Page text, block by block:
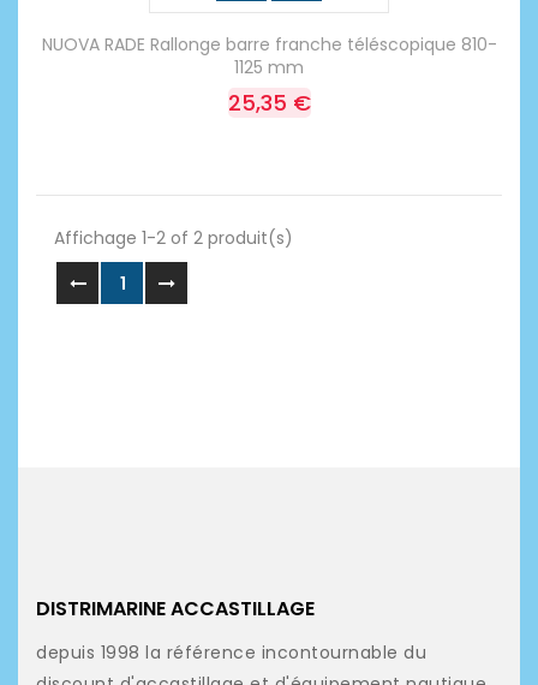
NUOVA RADE Rallonge barre franche téléscopique 810-
1125 mm
25,35 €
Affichage 1-2 of 2 produit(s)
1
DISTRIMARINE ACCASTILLAGE
depuis 1998 la référence incontournable du